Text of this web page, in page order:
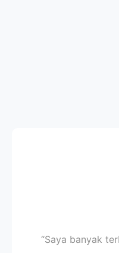
“Saya banyak